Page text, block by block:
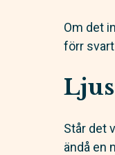
Om det
förr
Står det
ändå en